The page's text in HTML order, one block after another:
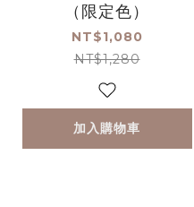
（限定色）
NT$1,080
NT$1,280
加入購物車